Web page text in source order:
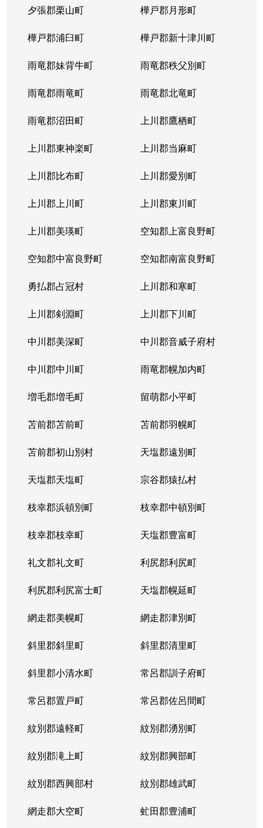
夕張郡栗山町 樺戸郡月形町
樺戸郡浦臼町 樺戸郡新十津川町
雨竜郡妹背牛町 雨竜郡秩父別町
雨竜郡雨竜町 雨竜郡北竜町
雨竜郡沼田町 上川郡鷹栖町
上川郡東神楽町 上川郡当麻町
上川郡比布町 上川郡愛別町
上川郡上川町 上川郡東川町
上川郡美瑛町 空知郡上富良野町
空知郡中富良野町 空知郡南富良野町
勇払郡占冠村 上川郡和寒町
上川郡剣淵町 上川郡下川町
中川郡美深町 中川郡音威子府村
中川郡中川町 雨竜郡幌加内町
増毛郡増毛町 留萌郡小平町
苫前郡苫前町 苫前郡羽幌町
苫前郡初山別村 天塩郡遠別町
天塩郡天塩町 宗谷郡猿払村
枝幸郡浜頓別町 枝幸郡中頓別町
枝幸郡枝幸町 天塩郡豊富町
礼文郡礼文町 利尻郡利尻町
利尻郡利尻富士町 天塩郡幌延町
網走郡美幌町 網走郡津別町
斜里郡斜里町 斜里郡清里町
斜里郡小清水町 常呂郡訓子府町
常呂郡置戸町 常呂郡佐呂間町
紋別郡遠軽町 紋別郡湧別町
紋別郡滝上町 紋別郡興部町
紋別郡西興部村 紋別郡雄武町
網走郡大空町 虻田郡豊浦町